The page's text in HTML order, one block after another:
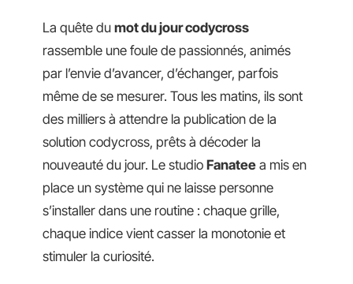
La quête du mot du jour codycross
rassemble une foule de passionnés, animés
par l’envie d’avancer, d’échanger, parfois
même de se mesurer. Tous les matins, ils sont
des milliers à attendre la publication de la
solution codycross, prêts à décoder la
nouveauté du jour. Le studio Fanatee a mis en
place un système qui ne laisse personne
s’installer dans une routine : chaque grille,
chaque indice vient casser la monotonie et
stimuler la curiosité.